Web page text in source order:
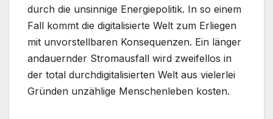
durch die unsinnige Energiepolitik. In so einem
Fall kommt die digitalisierte Welt zum Erliegen
mit unvorstellbaren Konsequenzen. Ein länger
andauernder Stromausfall wird zweifellos in
der total durchdigitalisierten Welt aus vielerlei
Gründen unzählige Menschenleben kosten.